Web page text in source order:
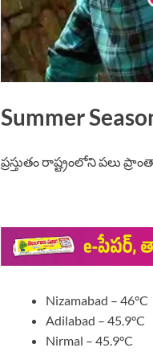
Summer
ప్రస్తుతం రాష్ట్రంలోని పలు
Nizamabad – 46°C
Adilabad – 45.9°C
Nirmal – 45.9°C